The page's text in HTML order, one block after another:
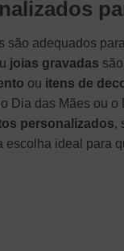
são adequados
joias gravadas
ou itens de
Dia das Mães ou
personalizados,
escolha ideal para